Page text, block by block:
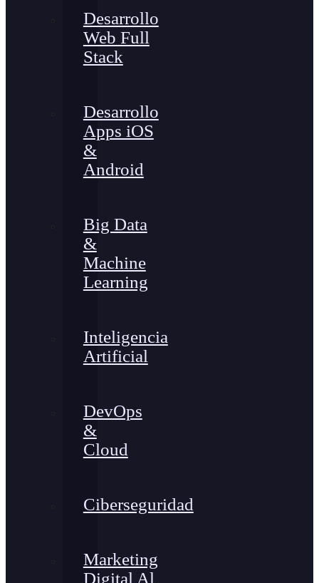
Desarrollo
Web Full
Stack
Desarrollo
Apps iOS
&
Android
Big Data
&
Machine
Learning
Inteligencia
Artificial
DevOps
&
Cloud
Ciberseguridad
Marketing
Digital Al